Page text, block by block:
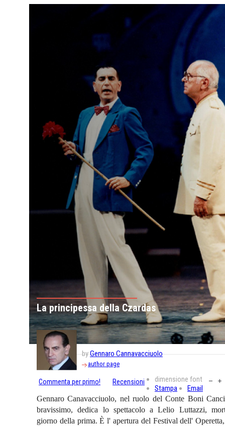
La principessa della Czardas
byGennaro Cannavacciuolo
author page
Commenta per primo! Recensioni
dimensione font
Stampa
Email
Gennaro Canavacciuolo, nel ruolo del Conte Boni
bravissimo, dedica lo spettacolo a Lelio Luttazzi,
giorno della prima. È l' apertura del Festival dell'